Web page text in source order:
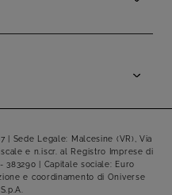
| Sede Legale: Malcesine (VR), Via
e n.iscr. al Registro Imprese di
383290 | Capitale sociale: Euro
e coordinamento di Oniverse